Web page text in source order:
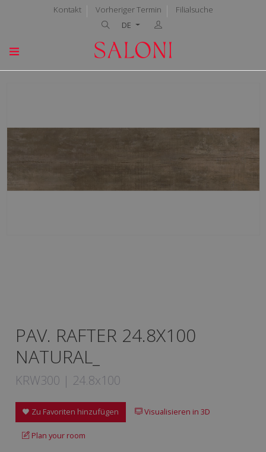
Kontakt Vorheriger Termin
Filialsuche
DE
PAV. RAFTER 24.8X100
NATURAL_
KRW300 | 24.8x100
Zu Favoriten hinzufügen Visualisieren in 3D
Plan your room